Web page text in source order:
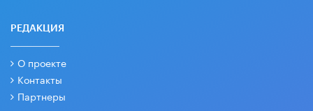
РЕДАКЦИЯ
О проекте
Контакты
Партнеры